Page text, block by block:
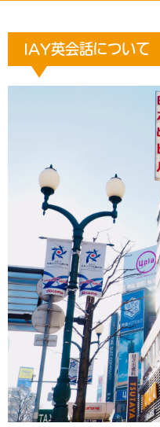
IAY英会話について